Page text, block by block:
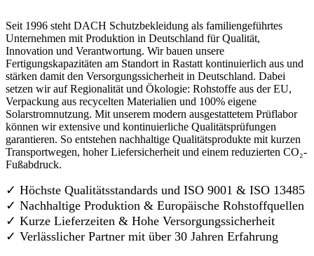
Seit 1996 steht DACH Schutzbekleidung als familiengeführtes
Unternehmen mit Produktion in Deutschland für Qualität,
Innovation und Verantwortung. Wir bauen unsere
Fertigungskapazitäten am Standort in Rastatt kontinuierlich aus und
stärken damit den Versorgungssicherheit in Deutschland. Dabei
setzen wir auf Regionalität und Ökologie: Rohstoffe aus der EU,
Verpackung aus recycelten Materialien und 100% eigene
Solarstromnutzung. Mit unserem modern ausgestattetem Prüflabor
können wir extensive und kontinuierliche Qualitätsprüfungen
garantieren. So entstehen nachhaltige Qualitätsprodukte mit kurzen
Transportwegen, hoher Liefersicherheit und einem reduzierten CO₂-
Fußabdruck.
✓ Höchste Qualitätsstandards und ISO 9001 & ISO 13485
✓ Nachhaltige Produktion & Europäische Rohstoffquellen
✓ Kurze Lieferzeiten & Hohe Versorgungssicherheit
✓ Verlässlicher Partner mit über 30 Jahren Erfahrung